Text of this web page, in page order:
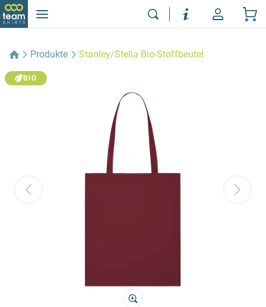
Produkte Stanley/Stella Bio-Stoffbeutel
BIO